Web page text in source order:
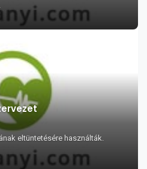
eltüntetésére használták.